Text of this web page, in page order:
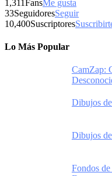
1,311FansMe gusta
33SeguidoresSeguir
10,400Suscriptores
Lo Más Popular
CamZap:
Dibujos
Dibujos
Fondos